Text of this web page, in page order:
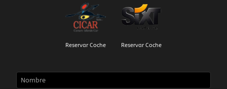
Reservar Coche Reservar Coche